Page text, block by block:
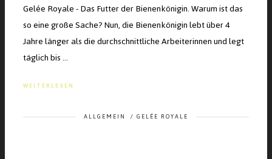
Gelée Royale - Das Futter der Bienenkönigin. Warum ist das
so eine große Sache? Nun, die Bienenkönigin lebt über 4
Jahre länger als die durchschnittliche Arbeiterinnen und legt
täglich bis …
WEITERLESEN
ALLGEMEIN / GELÉE ROYALE